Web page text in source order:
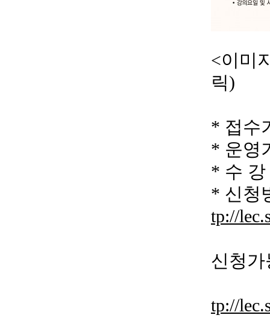
<이미
릭)
* 접수
* 운영
* 수
* 신청
tp://
신청
tp://